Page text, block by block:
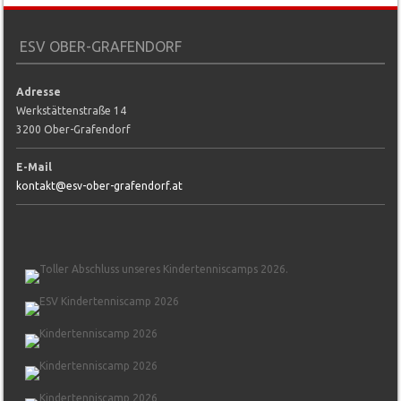
ESV OBER-GRAFENDORF
Adresse
Werkstättenstraße 14
3200 Ober-Grafendorf
E-Mail
kontakt@esv-ober-grafendorf.at